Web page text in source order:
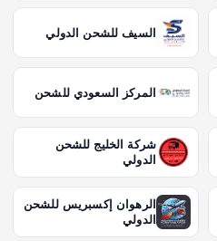
السيف للشحن الدولي
المركز السعودي للشحن
شركة الخليج للشحن
الدولي
الرهوان إكسبريس للشحن
الدولي